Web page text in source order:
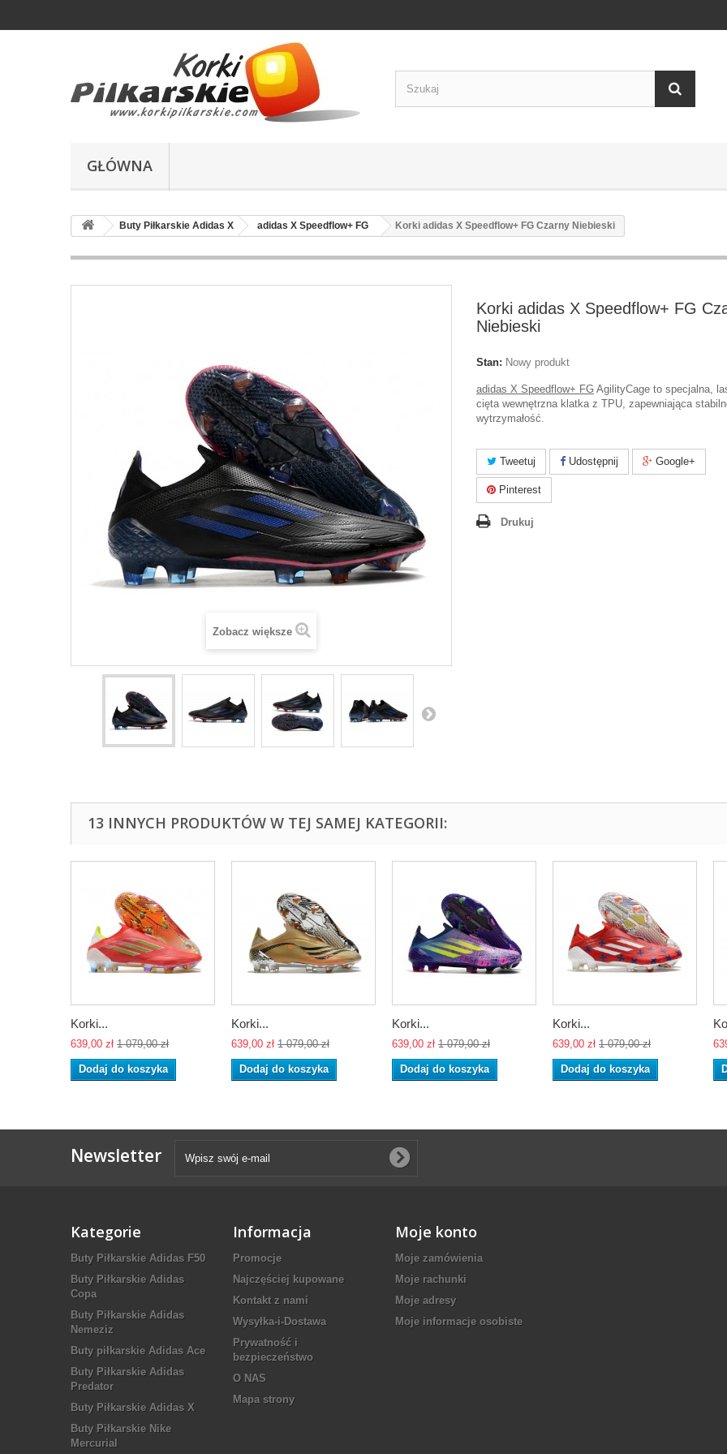
GŁÓWNA
Buty Piłkarskie Adidas X adidas X Speedflow+ FG Korki adidas X Speedflow+ FG Czarny Niebieski
Zobacz większe
Korki adidas X Speedflow+ FG
Niebieski
Stan: Nowy produkt
adidas X Speedflow+ FG AgilityCage to specjalna,
cięta wewnętrzna klatka z TPU, zapewniająca
wytrzymałość.
Tweetuj Udostępnij Google+
Pinterest
Drukuj
13 INNYCH PRODUKTÓW W TEJ SAMEJ KATEGORII:
Korki...
639,00 zł 1 079,00 zł
Dodaj do koszyka
Korki...
639,00 zł 1 079,00 zł
Dodaj do koszyka
Korki...
639,00 zł 1 079,00 zł
Dodaj do koszyka
Korki...
639,00 zł 1 079,00 zł
Dodaj do koszyka
Newsletter
Kategorie
Buty Piłkarskie Adidas F50
Buty Piłkarskie Adidas
Copa
Buty Piłkarskie Adidas
Nemeziz
Buty piłkarskie Adidas Ace
Buty Piłkarskie Adidas
Predator
Buty Piłkarskie Adidas X
Buty Piłkarskie Nike
Mercurial
Informacja
Promocje
Najczęściej kupowane
Kontakt z nami
Wysyłka-i-Dostawa
Prywatność i
bezpieczeństwo
O NAS
Mapa strony
Moje konto
Moje zamówienia
Moje rachunki
Moje adresy
Moje informacje osobiste